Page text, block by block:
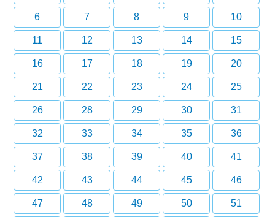
6 7 8 9 10
11 12 13 14 15
16 17 18 19 20
21 22 23 24 25
26 28 29 30 31
32 33 34 35 36
37 38 39 40 41
42 43 44 45 46
47 48 49 50 51